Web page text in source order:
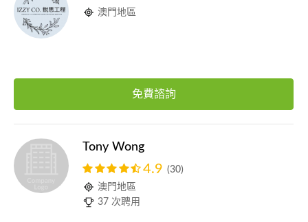
澳門地區
免費諮詢
Tony Wong
4.9 (30)
澳門地區
37 次聘用